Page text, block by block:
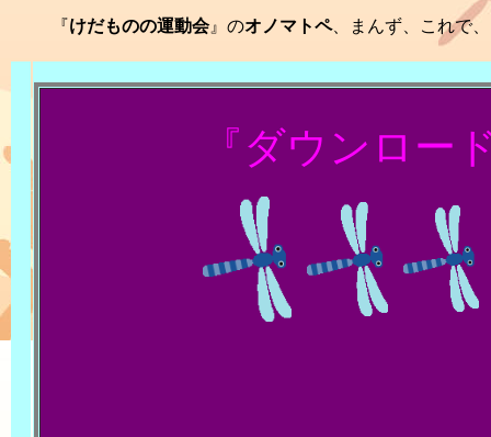
『けだものの運動会』のオノマトペ、まんず、これで
『ダウンロー